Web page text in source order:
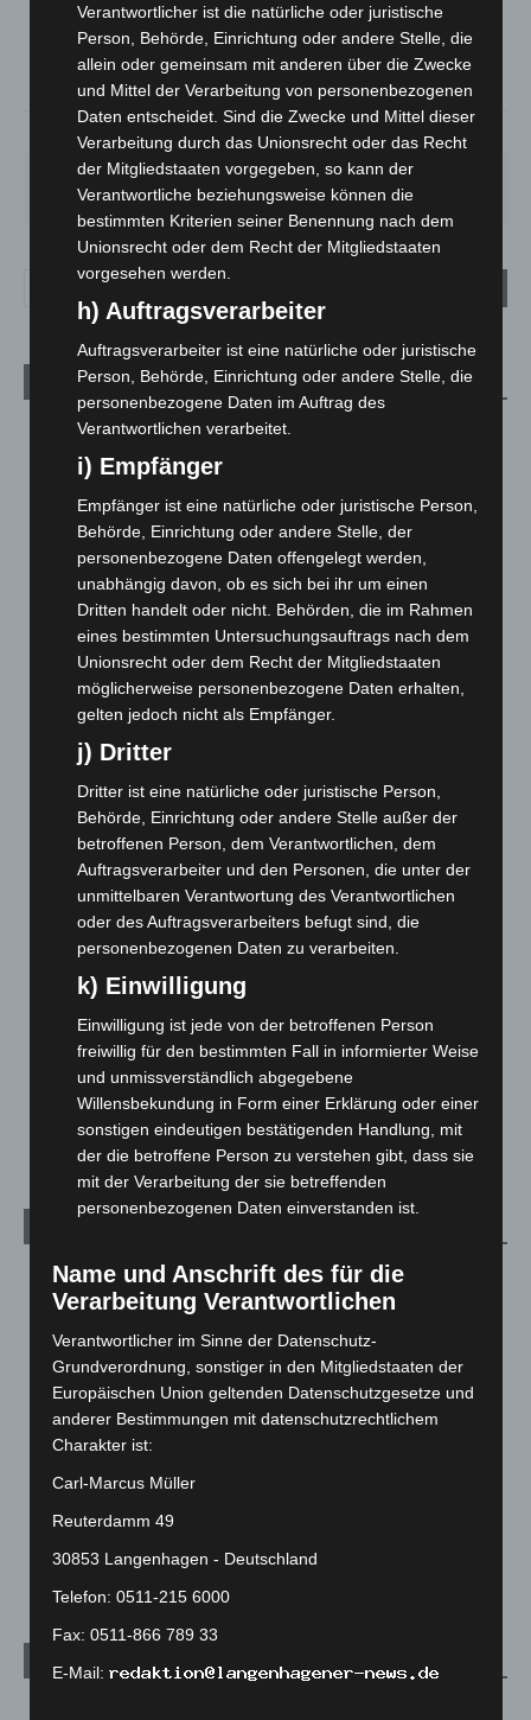
19.1°C 19.5°
17.7 °
FR.
19°
SA.
27°
SO.
33°
MO.
28°
Aktuelle Beiträge
Niedersachsen: Feuerwehrkräfte kehren nach
7. August 2026
Hannover: Erste Tigermücken-Population in Niedersachsen
7. August 2026
Brand im „Haus der Begegnung“ in Neuwarmbüchen schnell
eingedämmt
Region Hannover: 21 neue Notfallsanitäter starten beim
Roten Kreuz
Mann läuft mit Hockeyschläger über A7 – Polizei sucht
Zeugen
5. August 2026
Celle: Mensch stirbt bei Bagger-Unfall auf Baustelle
5. August 2026
Gasleitung bei McDonald’s-Umbau in Langenhagen
beschädigt
5. August 2026
Anklage nach Abschaltung von „Archetyp Market“ erhoben
3. August 2026
Blaulicht
Corona-News
Hannover und Region
Langenhagen und Ortsteile
3.250
Leserbriefe
Menschen
Über uns
Veranstaltungen
Welt
Verantwortlicher ist die natürliche oder juristische
Person, Behörde, Einrichtung oder andere Stelle, die
allein oder gemeinsam mit anderen über die Zwecke
und Mittel der Verarbeitung von personenbezogenen
Daten entscheidet. Sind die Zwecke und Mittel dieser
Verarbeitung durch das Unionsrecht oder das Recht
der Mitgliedstaaten vorgegeben, so kann der
Verantwortliche beziehungsweise können die
bestimmten Kriterien seiner Benennung nach dem
Unionsrecht oder dem Recht der Mitgliedstaaten
vorgesehen werden.
h) Auftragsverarbeiter
Auftragsverarbeiter ist eine natürliche oder juristische
Person, Behörde, Einrichtung oder andere Stelle, die
personenbezogene Daten im Auftrag des
Verantwortlichen verarbeitet.
i) Empfänger
Empfänger ist eine natürliche oder juristische Person,
Behörde, Einrichtung oder andere Stelle, der
personenbezogene Daten offengelegt werden,
unabhängig davon, ob es sich bei ihr um einen
Dritten handelt oder nicht. Behörden, die im Rahmen
eines bestimmten Untersuchungsauftrags nach dem
Unionsrecht oder dem Recht der Mitgliedstaaten
möglicherweise personenbezogene Daten erhalten,
gelten jedoch nicht als Empfänger.
j) Dritter
Dritter ist eine natürliche oder juristische Person,
Behörde, Einrichtung oder andere Stelle außer der
betroffenen Person, dem Verantwortlichen, dem
Auftragsverarbeiter und den Personen, die unter der
unmittelbaren Verantwortung des Verantwortlichen
oder des Auftragsverarbeiters befugt sind, die
personenbezogenen Daten zu verarbeiten.
k) Einwilligung
Einwilligung ist jede von der betroffenen Person
freiwillig für den bestimmten Fall in informierter Weise
und unmissverständlich abgegebene
Willensbekundung in Form einer Erklärung oder einer
sonstigen eindeutigen bestätigenden Handlung, mit
der die betroffene Person zu verstehen gibt, dass sie
mit der Verarbeitung der sie betreffenden
personenbezogenen Daten einverstanden ist.
Name und Anschrift des für die
Verarbeitung Verantwortlichen
Verantwortlicher im Sinne der Datenschutz-
Grundverordnung, sonstiger in den Mitgliedstaaten der
Europäischen Union geltenden Datenschutzgesetze und
anderer Bestimmungen mit datenschutzrechtlichem
Charakter ist:
Carl-Marcus Müller
Reuterdamm 49
30853 Langenhagen - Deutschland
Telefon: 0511-215 6000
Fax: 0511-866 789 33
E-Mail: